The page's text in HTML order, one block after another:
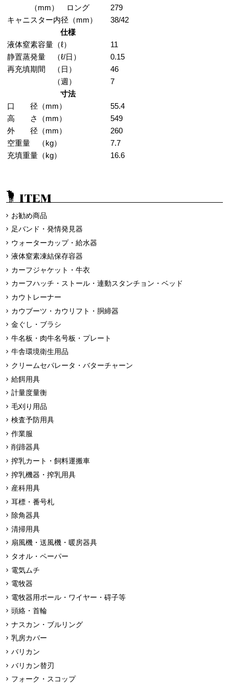
（mm） ロング
279
キャニスター内径（mm）
38/42
仕様
液体窒素容量（ℓ）
11
静置蒸発量 （ℓ/日）
0.15
再充填期間 （日）
46
（週）
7
寸法
口 径（mm）
55.4
高 さ（mm）
549
外 径（mm）
260
空重量 （kg）
7.7
充填重量（kg）
16.6
ITEM
お勧め商品
足バンド・発情発見器
ウォーターカップ・給水器
液体窒素凍結保存容器
カーフジャケット・牛衣
カーフハッチ・ストール・連動スタンチョン・ベッド
カウトレーナー
カウブーツ・カウリフト・胴締器
金ぐし・ブラシ
牛名板・肉牛名号板・プレート
牛舎環境衛生用品
クリームセパレータ・バターチャーン
給餌用具
計量度量衡
毛刈り用品
検査予防用具
作業服
削蹄器具
搾乳カート・飼料運搬車
搾乳機器・搾乳用具
産科用具
耳標・番号札
除角器具
清掃用具
扇風機・送風機・暖房器具
タオル・ペーパー
電気ムチ
電牧器
電牧器用ポール・ワイヤー・碍子等
頭絡・首輪
ナスカン・ブルリング
乳房カバー
バリカン
バリカン替刃
フォーク・スコップ